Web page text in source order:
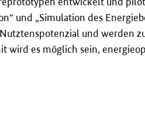
und „Simulation des
und werden
wird es möglich sein,